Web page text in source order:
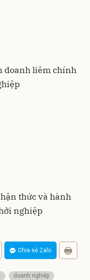
doanh liêm chính
thức và hành
nghiệp
Chia sẻ Zalo
doanh nghiệp